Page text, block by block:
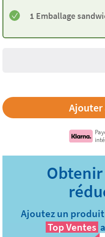
1 Emballage
Ajoutez un
Top Ventes